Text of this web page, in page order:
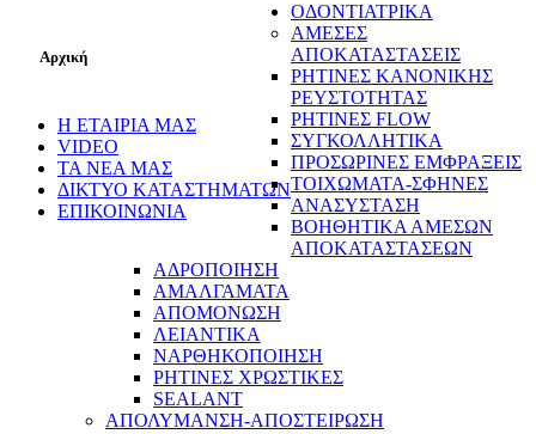
Αρχική
Η ΕΤΑΙΡΙΑ ΜΑΣ
VIDEO
ΤΑ ΝΕΑ ΜΑΣ
ΔΙΚΤΥΟ ΚΑΤΑΣΤΗΜΑΤΩΝ
ΕΠΙΚΟΙΝΩΝΙΑ
ΟΔΟΝΤΙΑΤΡΙΚΑ
ΑΜΕΣΕΣ
ΑΠΟΚΑΤΑΣΤΑΣΕΙΣ
ΡΗΤΙΝΕΣ ΚΑΝΟΝΙΚΗΣ
ΡΕΥΣΤΟΤΗΤΑΣ
ΡΗΤΙΝΕΣ FLOW
ΣΥΓΚΟΛΛΗΤΙΚΑ
ΠΡΟΣΩΡΙΝΕΣ ΕΜΦΡΑΞΕΙΣ
ΤΟΙΧΩΜΑΤΑ-ΣΦΗΝΕΣ
ΑΝΑΣΥΣΤΑΣΗ
ΒΟΗΘΗΤΙΚΑ ΑΜΕΣΩΝ
ΑΠΟΚΑΤΑΣΤΑΣΕΩΝ
ΑΔΡΟΠΟΙΗΣΗ
ΑΜΑΛΓΑΜΑΤΑ
ΑΠΟΜΟΝΩΣΗ
ΛΕΙΑΝΤΙΚΑ
ΝΑΡΘΗΚΟΠΟΙΗΣΗ
ΡΗΤΙΝΕΣ ΧΡΩΣΤΙΚΕΣ
SEALANT
ΑΠΟΛΥΜΑΝΣΗ-ΑΠΟΣΤΕΙΡΩΣΗ